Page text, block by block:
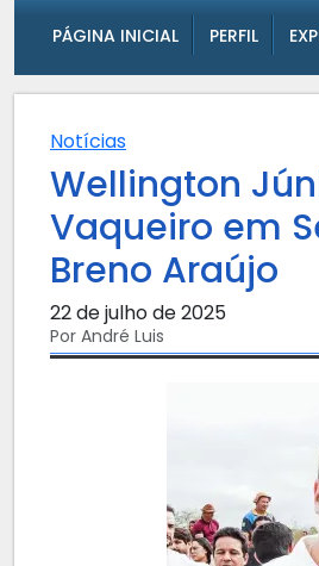
PÁGINA INICIAL PERFIL
Notícias
Wellington
Vaqueiro em
Breno Araújo
22 de julho de 2025
Por André Luis